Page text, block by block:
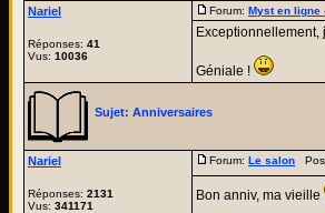
Nariel
Réponses: 41
Vus: 10036
Forum: Myst en ligne
Géniale !
Sujet: Anniversaires
Nariel
Réponses: 2131
Vus: 341171
Forum: Le salon
Bon anniv, ma vieille